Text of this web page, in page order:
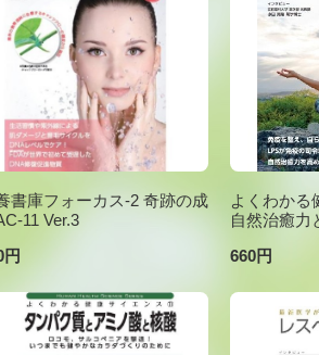
書庫フォーカス-2 奇跡の成
11 Ver.3
円
よくわかる
自然治癒力
660円